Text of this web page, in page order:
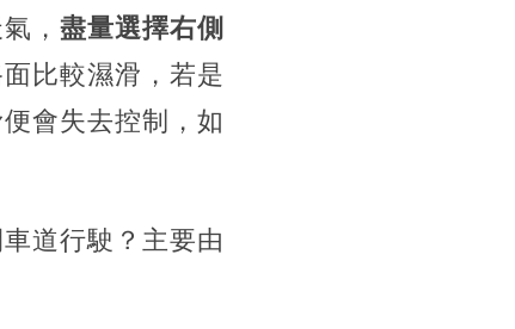
， 盡量選擇右側
比較濕滑，若是
便會失去控制，如
道行駛？主要由